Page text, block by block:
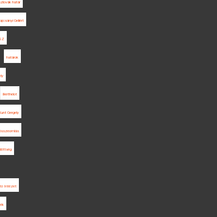
határ
Gellért
határok
Berthelot
Gergely
Intézet